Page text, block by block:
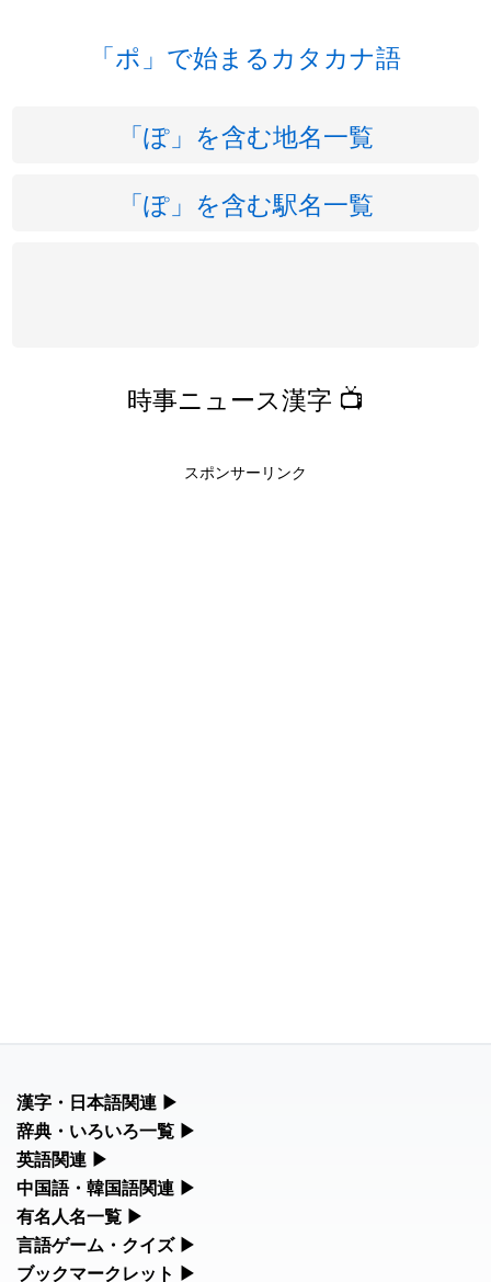
「ポ」で始まるカタカナ語
「ぽ」を含む地名一覧
「ぽ」を含む駅名一覧
時事ニュース漢字 📺
スポンサーリンク
漢字・日本語関連 ▶
漢字の読み方検索、手書き入力、書き順練習など、日本語学習に
人名漢字辞典 - 読み方検索
辞典・いろいろ一覧 ▶
部首・画数別の漢字一覧、熟語辞典、地名・駅名検索など、各種
リファレンスツールです。
英語関連 ▶
カタカナ語・略語の意味検索、発音記号、リスニング練習など英
カタカナ語の意味・発音・類語辞典
中国語・韓国語関連 ▶
中国語のピンイン変換、韓国語の手書き入力など、アジア言語学
手書き中国語入力 変換ツール
有名人名一覧 ▶
海外セレブやスポーツ選手の名前の読み方・発音を確認できま
言語ゲーム・クイズ ▶
四字熟語パズルや漢字クイズなど、楽しみながら学べるゲームで
ブックマークレット ▶